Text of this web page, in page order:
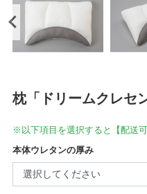
枕「ドリームクレセ
※以下項目を選択すると【配送
本体ウレタンの厚み